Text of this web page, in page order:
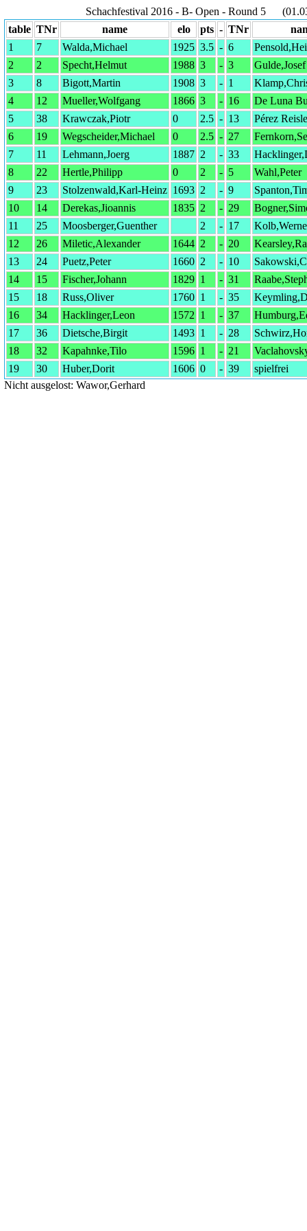
Schachfestival 2016 - B- Open - Round 5
table TNr name elo pts - TNr
1
7 Walda,Michael 1925 3.5 - 6
2
2 Specht,Helmut 1988 3 - 3
Gulde,Josef
3
8 Bigott,Martin 1908 3 - 1
4
12 Mueller,Wolfgang 1866 3 - 16
De Luna
5
38 Krawczak,Piotr 0 2.5 - 13
Pérez
6
19 Wegscheider,Michael 0 2.5 - 27
7
11 Lehmann,Joerg 1887 2 - 33
8
22 Hertle,Philipp 0 2 - 5
Wahl,Peter
9
23 Stolzenwald,Karl-Heinz 1693 2 - 9
10
14 Derekas,Jioannis 1835 2 - 29
11
25 Moosberger,Guenther 2 - 17
12
26 Miletic,Alexander 1644 2 - 20
13
24 Puetz,Peter 1660 2 - 10
14
15 Fischer,Johann 1829 1 - 31
15
18 Russ,Oliver 1760 1 - 35
16
34 Hacklinger,Leon 1572 1 - 37
17
36 Dietsche,Birgit 1493 1 - 28
18
32 Kapahnke,Tilo 1596 1 - 21
19
30 Huber,Dorit 1606 0 - 39
spielfrei
Nicht ausgelost: Wawor,Gerhard